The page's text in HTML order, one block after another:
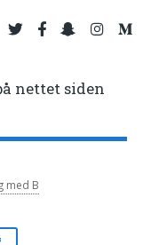
nettet siden
med B